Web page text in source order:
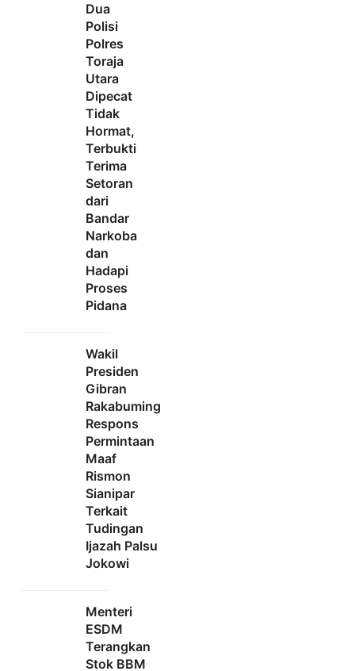
Dua
Polisi
Polres
Toraja
Utara
Dipecat
Tidak
Hormat,
Terbukti
Terima
Setoran
dari
Bandar
Narkoba
dan
Hadapi
Proses
Pidana
Wakil
Presiden
Gibran
Rakabuming
Respons
Permintaan
Maaf
Rismon
Sianipar
Terkait
Tudingan
Ijazah Palsu
Jokowi
Menteri
ESDM
Terangkan
Stok BBM